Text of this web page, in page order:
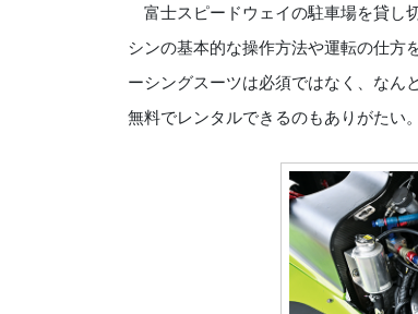
富士スピードウェイの駐車場を貸し
シンの基本的な操作方法や運転の仕方
ーシングスーツは必須ではなく、なん
無料でレンタルできるのもありがたい。